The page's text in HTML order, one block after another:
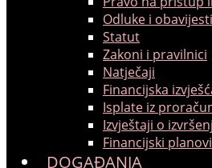
Odluke i obavijesti
Statut
Zakoni i pravilnici
Natječaji
Financijska
Isplate iz
Izvještaji o
Financijski planovi
DOGAĐANJA